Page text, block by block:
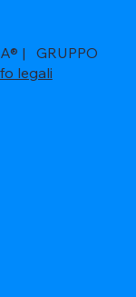
| GRUPPO
legali